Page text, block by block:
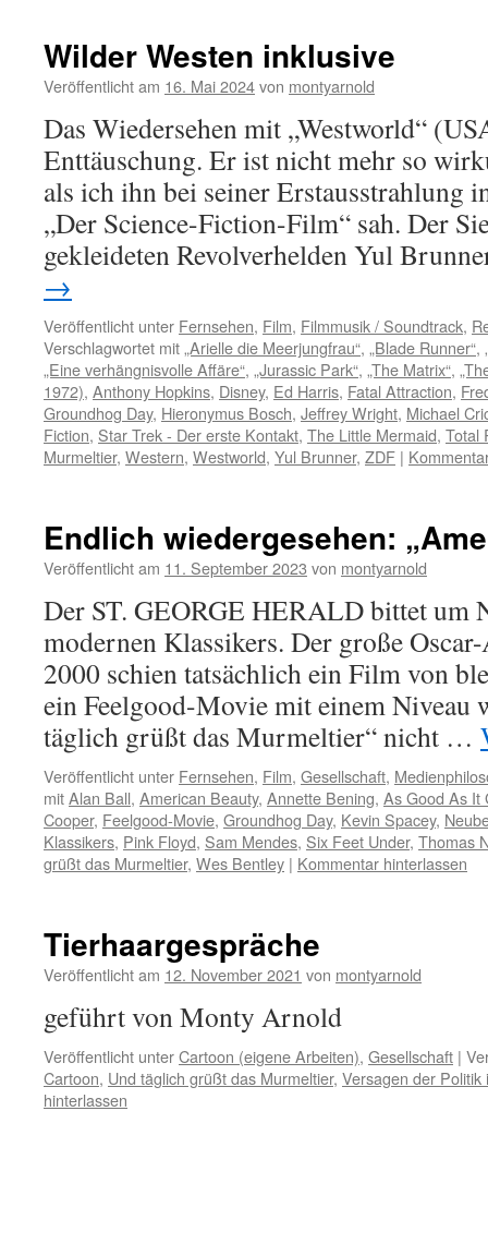
Wilder Westen inklusive
Veröffentlicht am 16. Mai 2024von montyarnold
Das Wiedersehen mit „Westworld“
Enttäuschung. Er ist nicht mehr so
als ich ihn bei seiner Erstausstrahlung
„Der Science-Fiction-Film“ sah. Der
gekleideten Revolverhelden Yul
→
Veröffentlicht unter Fernsehen, Film, Filmmusik / Soundtrack,
Verschlagwortet mit „Arielle die Meerjungfrau“, „Blade Runner“,
„Eine verhängnisvolle Affäre“, „Jurassic Park“, „The Matrix“,
1972), Anthony Hopkins, Disney, Ed Harris, Fatal Attraction,
Groundhog Day, Hieronymus Bosch, Jeffrey Wright, Michael
Fiction, Star Trek - Der erste Kontakt, The Little Mermaid, Total
Murmeltier, Western, Westworld, Yul Brunner, ZDF |
Endlich wiedergesehen:
Veröffentlicht am 11. September 2023 von montyarnold
Der ST. GEORGE HERALD bittet um
modernen Klassikers. Der große
2000 schien tatsächlich ein Film von
ein Feelgood-Movie mit einem Niveau
täglich grüßt das Murmeltier“ nicht …
Veröffentlicht unter Fernsehen, Film, Gesellschaft,
mitAlan Ball, American Beauty, Annette Bening, As Good As It
Cooper, Feelgood-Movie, Groundhog Day, Kevin Spacey,
Klassikers, Pink Floyd, Sam Mendes, Six Feet Under, Thomas
grüßt das Murmeltier, Wes Bentley | Kommentar hinterlassen
Tierhaargespräche
Veröffentlicht am 12. November 2021 von montyarnold
geführt von Monty Arnold
Veröffentlicht unterCartoon (eigene Arbeiten), Gesellschaft |
Cartoon, Und täglich grüßt das Murmeltier, Versagen der
hinterlassen